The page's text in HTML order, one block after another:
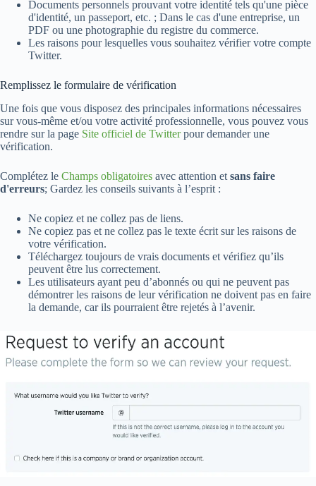
Documents personnels prouvant votre identité tels qu'une pièce
d'identité, un passeport, etc. ; Dans le cas d'une entreprise, un
PDF ou une photographie du registre du commerce.
Les raisons pour lesquelles vous souhaitez vérifier votre compte
Twitter.
Remplissez le formulaire de vérification
Une fois que vous disposez des principales informations nécessaires
sur vous-même et/ou votre activité professionnelle, vous pouvez vous
rendre sur la page Site officiel de Twitterpour demander une
vérification.
Complétez le Champs obligatoires avec attention et sans faire
d'erreurs; Gardez les conseils suivants à l’esprit :
Ne copiez et ne collez pas de liens.
Ne copiez pas et ne collez pas le texte écrit sur les raisons de
votre vérification.
Téléchargez toujours de vrais documents et vérifiez qu’ils
peuvent être lus correctement.
Les utilisateurs ayant peu d’abonnés ou qui ne peuvent pas
démontrer les raisons de leur vérification ne doivent pas en faire
la demande, car ils pourraient être rejetés à l’avenir.